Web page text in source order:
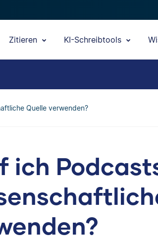
Zitieren KI-Schreibtools
Quelle verwenden?
ich